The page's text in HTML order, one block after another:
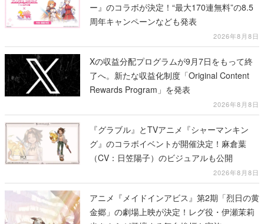
ー』のコラボが決定！“最大170連無料”の8.5
周年キャンペーンなども発表
2026年8月8日
Xの収益分配プログラムが9月7日をもって終
了へ。新たな収益化制度「Original Content
Rewards Program」を発表
2026年8月8日
『グラブル』とTVアニメ『シャーマンキン
グ』のコラボイベントが開催決定！麻倉葉
（CV：日笠陽子）のビジュアルも公開
2026年8月8日
アニメ『メイドインアビス』第2期「烈日の黄
金郷」の劇場上映が決定！レグ役・伊瀬茉莉